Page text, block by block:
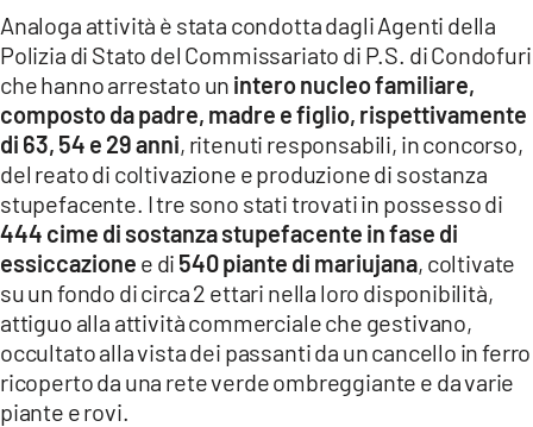
APPLE
Analoga attività è stata condotta dagli Agenti della
Polizia di Stato del Commissariato di P.S. di Condofuri
che hanno arrestato un intero nucleo familiare,
composto da padre, madre e figlio, rispettivamente
di 63, 54 e 29 anni, ritenuti responsabili, in concorso,
del reato di coltivazione e produzione di sostanza
stupefacente. I tre sono stati trovati in possesso di
444 cime di sostanza stupefacente in fase di
essiccazione e di 540 piante di mariujana, coltivate
su un fondo di circa 2 ettari nella loro disponibilità,
attiguo alla attività commerciale che gestivano,
occultato alla vista dei passanti da un cancello in ferro
ricoperto da una rete verde ombreggiante e da varie
piante e rovi.